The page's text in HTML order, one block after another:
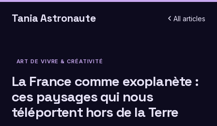
Tania Astronaute All articles
ART DE VIVRE & CRÉATIVITÉ
La France comme exoplanète :
ces paysages qui nous
téléportent hors de la Terre